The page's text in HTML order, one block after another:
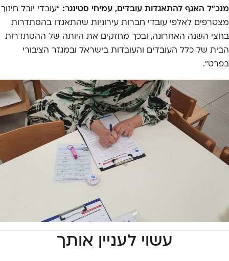
מנכ"ל האגף להתאגדות עובדים, עמיחי סטינגר: "עובדי יובל חינוך
מצטרפים לאלפי עובדי חברות עירוניות שהתאגדו בהסתדרות
בחצי השנה האחרונה, ובכך מחזקים את היותה של ההסתדרות
הבית של כלל העובדים והעובדות בישראל ובמגזר הציבורי
בפרט".
עשוי לעניין אותך